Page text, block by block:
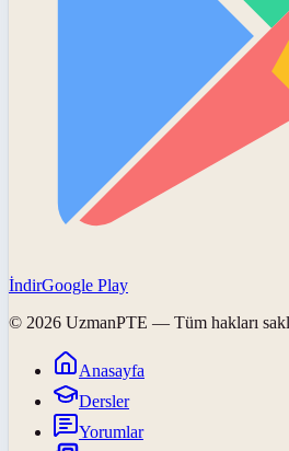
İndirGoogle Play
© 2026 UzmanPTE — Tüm hakları
Anasayfa
Dersler
Yorumlar